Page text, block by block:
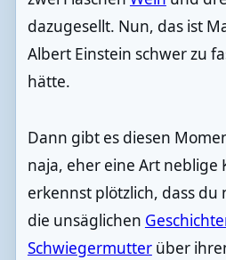
dazugesellt. Nun, das ist
Albert Einstein schwer zu
hätte.
Dann gibt es diesen
naja, eher eine Art neblige
erkennst plötzlich, dass
die unsäglichen
Schwiegermutterüber